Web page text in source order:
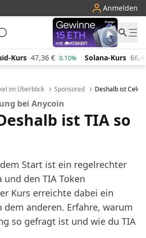
Anmelden
Solana-Kurs 66,42 € 0.70% TRON-Kurs
im Überblick Sponsored Deshalb ist
bei Anycoin
ist TIA so
Start ist ein regelrechter
und den TIA Token
Kurs erreichte dabei ein
dem anderen. Erfahre, warum
so gefragt ist und wie du TIA